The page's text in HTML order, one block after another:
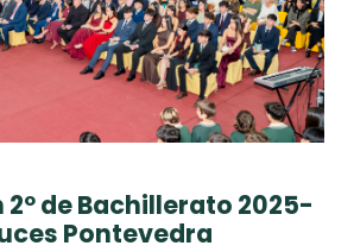
de Bachillerato 2025-
Pontevedra